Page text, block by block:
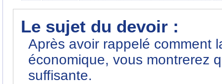
Le sujet du devoir :
Après avoir rappelé comment
économique, vous montrerez
suffisante.